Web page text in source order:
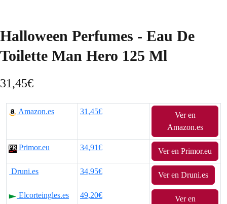
Halloween Perfumes - Eau De
Toilette Man Hero 125 Ml
31,45€
Amazon.es 31,45€
Ver en
Amazon.es
Primor.eu 34,91€ Ver en Primor.eu
Druni.es 34,95€ Ver en Druni.es
Elcorteingles.es 49,20€
Ver en